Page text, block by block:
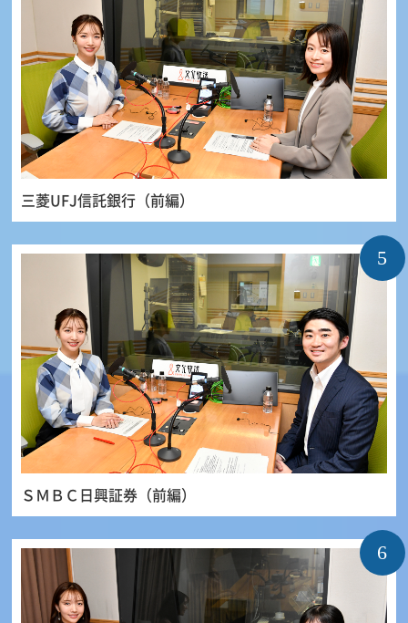
三菱UFJ信託銀行（前編）
5
ＳＭＢＣ日興証券（前編）
6